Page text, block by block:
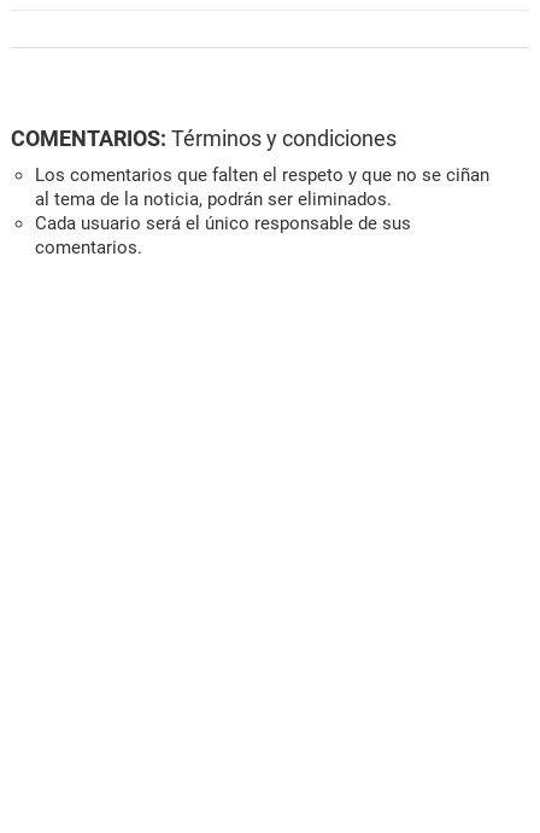
COMENTARIOS: Términos y condiciones
Los comentarios que falten el respeto y que no se ciñan
al tema de la noticia, podrán ser eliminados.
Cada usuario será el único responsable de sus
comentarios.